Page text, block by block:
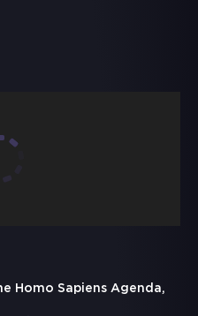
Homo Sapiens Agenda,